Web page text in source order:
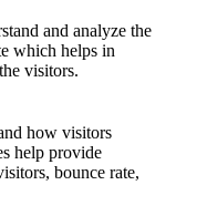
and analyze the
which helps in
visitors.
how visitors
help provide
bounce rate,